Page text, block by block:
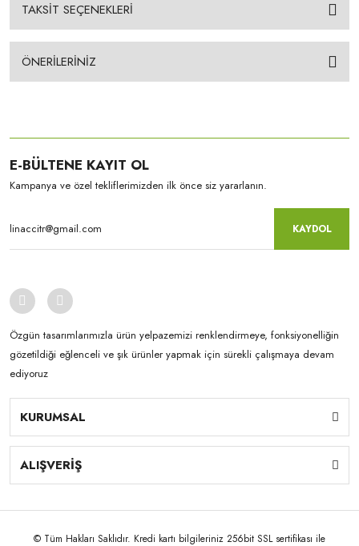
TAKSİT SEÇENEKLERİ
ÖNERİLERİNİZ
E-BÜLTENE KAYIT OL
Kampanya ve özel tekliflerimizden ilk önce siz yararlanın.
KAYDOL
Özgün tasarımlarımızla ürün yelpazemizi renklendirmeye, fonksiyonelliğin
gözetildiği eğlenceli ve şık ürünler yapmak için sürekli çalışmaya devam
ediyoruz
KURUMSAL
ALIŞVERİŞ
© Tüm Hakları Saklıdır. Kredi kartı bilgileriniz 256bit SSL sertifikası ile